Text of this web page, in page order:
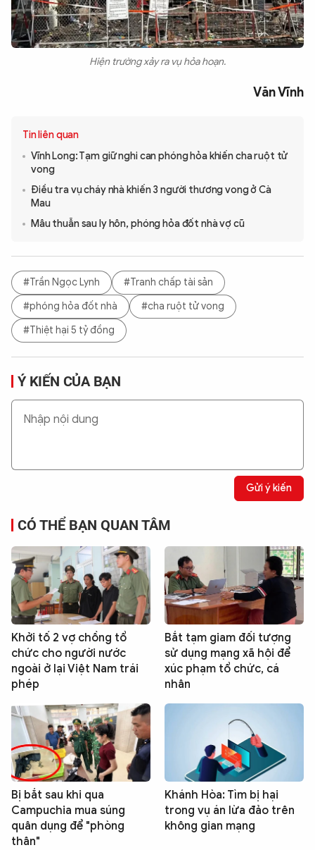
Hiện trường xảy ra vụ hỏa hoạn.
Văn Vĩnh
Tin liên quan
Vĩnh Long: Tạm giữ nghi can phóng hỏa khiến cha ruột tử
vong
Điều tra vụ cháy nhà khiến 3 người thương vong ở Cà
Mau
Mâu thuẫn sau ly hôn, phóng hỏa đốt nhà vợ cũ
#Trần Ngọc Lynh
#Tranh chấp tài sản
#phóng hỏa đốt nhà
#cha ruột tử vong
#Thiệt hại 5 tỷ đồng
Ý KIẾN CỦA BẠN
Gửi ý kiến
CÓ THỂ BẠN QUAN TÂM
Khởi tố 2 vợ chồng tổ
chức cho người nước
ngoài ở lại Việt Nam trái
phép
Bắt tạm giam đối tượng
sử dụng mạng xã hội để
xúc phạm tổ chức, cá
nhân
Bị bắt sau khi qua
Campuchia mua súng
quân dụng để "phòng
thân"
Khánh Hòa: Tìm bị hại
trong vụ án lừa đảo trên
không gian mạng